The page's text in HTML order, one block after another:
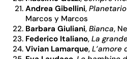
Andrea Gibellini,
Marcos y Marcos
Barbara Giuliani, Bianca,
Federico Italiano, La
Vivian Lamarque, L’amore